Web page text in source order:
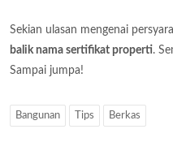
Sekian ulasan mengenai
balik nama sertifikat properti.
Sampai jumpa!
Bangunan Tips Berkas